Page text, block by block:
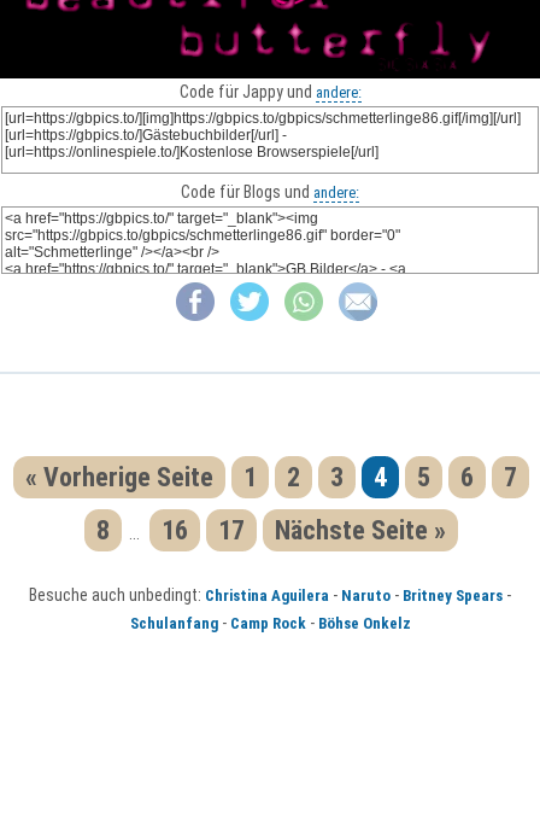
Code für Jappy und andere:
Code für Blogs und andere:
« Vorherige Seite 1 2 3 4 5 6
7
8
... 16 17 Nächste Seite »
Besuche auch unbedingt: Christina Aguilera - Naruto - Britney Spears -
Schulanfang- Camp Rock- Böhse Onkelz